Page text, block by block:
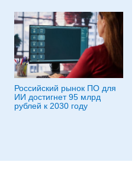
Российский рынок ПО для
ИИ достигнет 95 млрд
рублей к 2030 году